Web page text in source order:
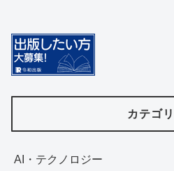
カテゴ
AI・テクノロジー